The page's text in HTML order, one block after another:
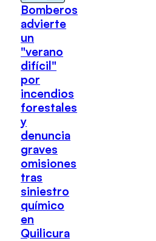
Bomberos
advierte
un
"verano
difícil"
por
incendios
forestales
y
denuncia
graves
omisiones
tras
siniestro
químico
en
Quilicura